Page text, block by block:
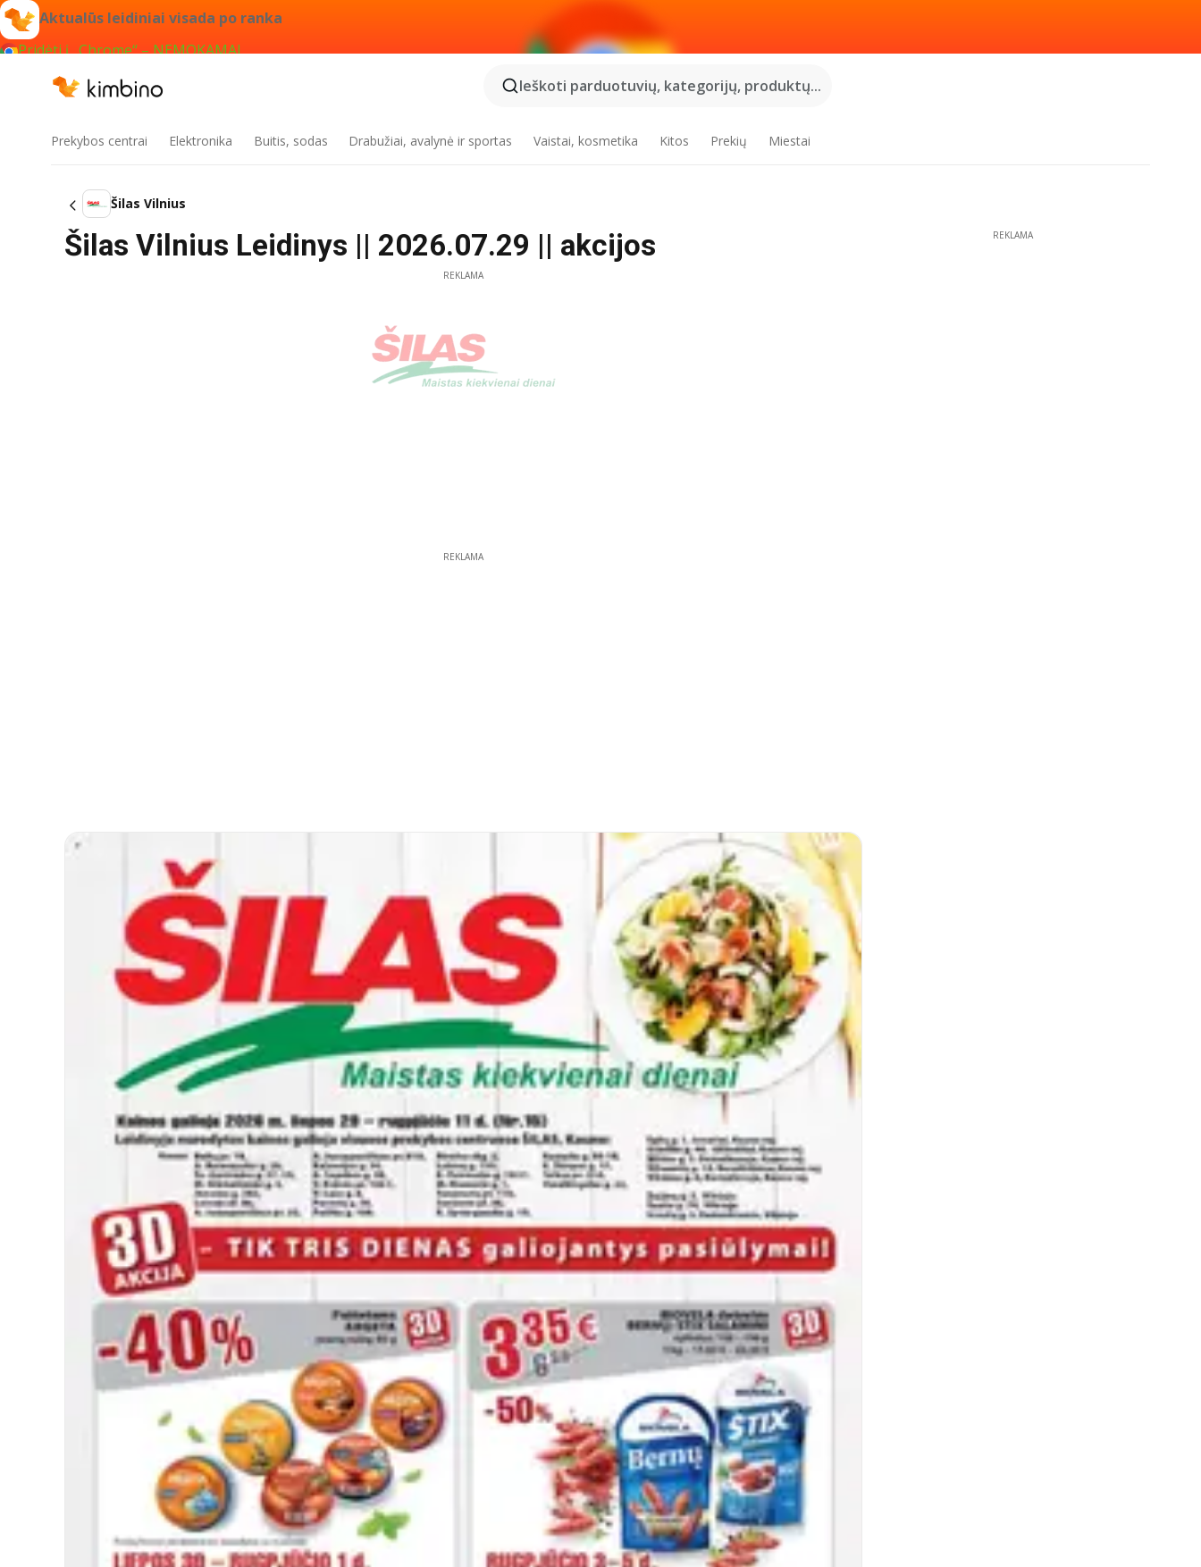
Aktualūs leidiniai visada po ranka
Pridėti į „Chrome“ – NEMOKAMAI
Ieškoti parduotuvių, kategorijų, produktų...
Prekybos centrai Elektronika Buitis, sodas Drabužiai, avalynė ir sportas Vaistai, kosmetika Kitos Prekių Miestai
Šilas Vilnius
Šilas Vilnius Leidinys || 2026.07.29 || akcijos
REKLAMA
REKLAMA
REKLAMA